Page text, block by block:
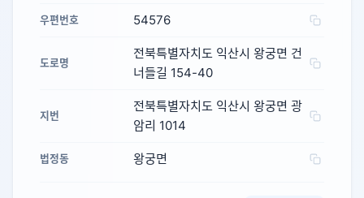
우편번호 54576
도로명
전북특별자치도 익산시 왕궁면 건
너들길 154-40
지번
전북특별자치도 익산시 왕궁면 광
암리 1014
법정동 왕궁면